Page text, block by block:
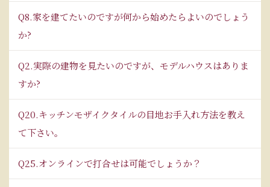
Q8.家を建てたいのですが何から始めたらよいのでしょう
か?
Q2.実際の建物を見たいのですが、モデルハウスはありま
すか?
Q20.キッチンモザイクタイルの目地お手入れ方法を教え
て下さい。
Q25.オンラインで打合せは可能でしょうか？